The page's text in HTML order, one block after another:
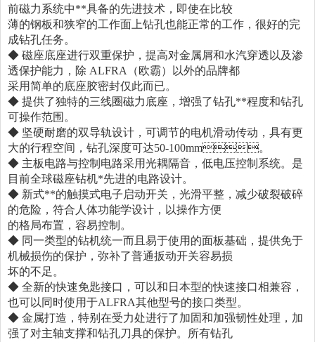
前磁力系统中**具备的先进技术，即使在比较
薄的钢板和狭窄的工作面上钻孔也能正常的工作，很好的完
成钻孔任务。
◆ 磁座底座进行双重保护，提高对金属屑和水汽穿透以及渗
透保护能力，除 ALFRA（欧霸）以外的品牌都
采用简单的底座胶密封仅此而已。
◆ 提供了独特的三线圈磁力底座，增强了钻孔**程度和钻孔
可操作范围。
◆ 坚硬耐磨的双导轨设计，可调节的电机滑动传动，具有更
大的行程空间，钻孔深度可达50-100mm。
◆ 主板电路与控制电路采用光耦隔音，低电压控制系统。是
目前全球磁座钻机*先进的电路设计。
◆ 新式**的触摸式电子启动开关，光滑平整，减少破裂破碎
的危险，符合人体功能学设计，以操作方便
的格局布置，容易控制。
◆ 同一类型的钻机统一而且易于使用的面板基础，提供免于
机械损伤的保护，弥补了普通扳动开关容易损
坏的不足。
◆ 全新的快速免匙接口，可以和日本型的快速接口相兼容，
也可以同时使用于ALFRA其他型号的接口类型。
◆ 金属打造，特别在受力处进行了加固和加强韧性处理，加
强了对主轴支撑和钻孔刀具的保护。所有钻孔